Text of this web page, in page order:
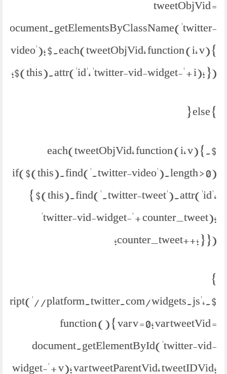
tweetObjVid =
document.getElementsByClassName('twitter-
video'); $.each(tweetObjVid, function (i, v) {
$(this).attr('id', 'twitter-vid-widget-' + i); });
} else {
$.each(tweetObjVid, function (i, v) {
if($(this).find('.twitter-video').length > 0)
{ $(this).find('.twitter-tweet').attr('id',
'twitter-vid-widget-' + counter_tweet);
counter_tweet++; } });
}
platform.twitter.com/widgets.js',
function () { var v = 0; var tweetVid =
document.getElementById('twitter-vid-
widget-' + v); var tweetParentVid, tweetIDVid;